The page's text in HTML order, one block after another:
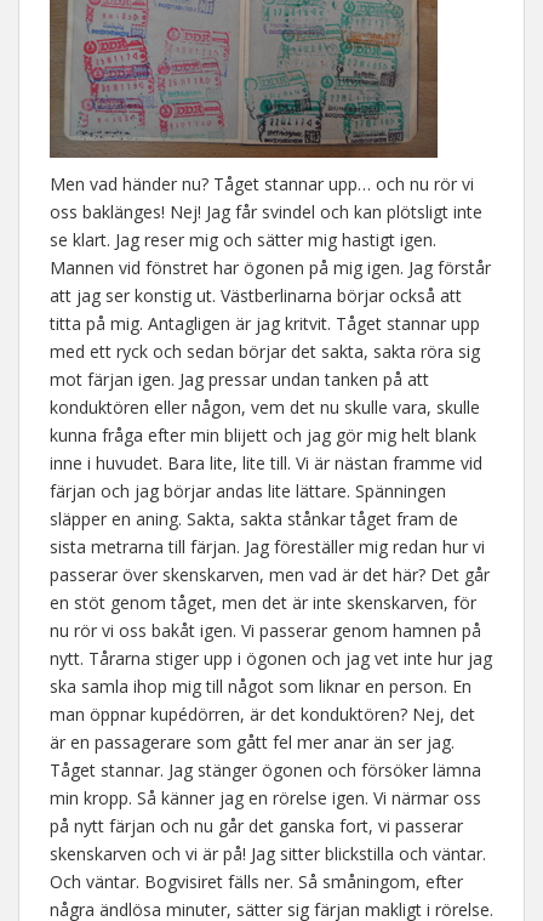
Men vad händer nu? Tåget stannar upp… och nu rör vi
oss baklänges! Nej! Jag får svindel och kan plötsligt inte
se klart. Jag reser mig och sätter mig hastigt igen.
Mannen vid fönstret har ögonen på mig igen. Jag förstår
att jag ser konstig ut. Västberlinarna börjar också att
titta på mig. Antagligen är jag kritvit. Tåget stannar upp
med ett ryck och sedan börjar det sakta, sakta röra sig
mot färjan igen. Jag pressar undan tanken på att
konduktören eller någon, vem det nu skulle vara, skulle
kunna fråga efter min blijett och jag gör mig helt blank
inne i huvudet. Bara lite, lite till. Vi är nästan framme vid
färjan och jag börjar andas lite lättare. Spänningen
släpper en aning. Sakta, sakta stånkar tåget fram de
sista metrarna till färjan. Jag föreställer mig redan hur vi
passerar över skenskarven, men vad är det här? Det går
en stöt genom tåget, men det är inte skenskarven, för
nu rör vi oss bakåt igen. Vi passerar genom hamnen på
nytt. Tårarna stiger upp i ögonen och jag vet inte hur jag
ska samla ihop mig till något som liknar en person. En
man öppnar kupédörren, är det konduktören? Nej, det
är en passagerare som gått fel mer anar än ser jag.
Tåget stannar. Jag stänger ögonen och försöker lämna
min kropp. Så känner jag en rörelse igen. Vi närmar oss
på nytt färjan och nu går det ganska fort, vi passerar
skenskarven och vi är på! Jag sitter blickstilla och väntar.
Och väntar. Bogvisiret fälls ner. Så småningom, efter
några ändlösa minuter, sätter sig färjan makligt i rörelse.